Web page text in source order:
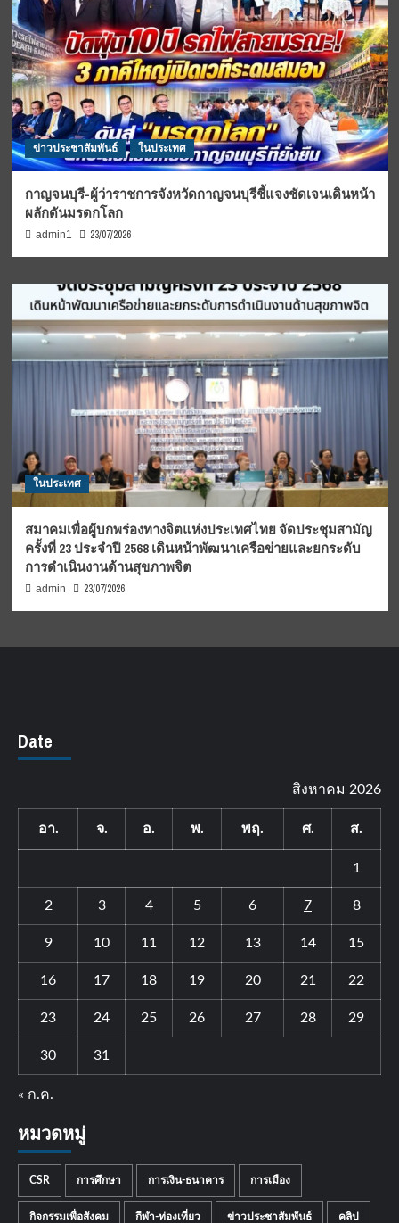
ข่าวประชาสัมพันธ์ ในประเทศ
กาญจนบุรี-ผู้ว่าราชการจังหวัดกาญจนบุรีชี้แจงชัดเจนเดินหน้า
ผลักดันมรดกโลก
admin1 23/07/2026
ในประเทศ
สมาคมเพื่อผู้บกพร่องทางจิตแห่งประเทศไทย จัดประชุมสามัญ
ครั้งที่ 23 ประจำปี 2568 เดินหน้าพัฒนาเครือข่ายและยกระดับ
การดำเนินงานด้านสุขภาพจิต
admin 23/07/2026
Date
สิงหาคม 2026
อา. จ. อ. พ. พฤ. ศ. ส.
1
2 3 4 5 6 7 8
9 10 11 12 13 14 15
16 17 18 19 20 21 22
23 24 25 26 27 28 29
30 31
« ก.ค.
หมวดหมู่
CSR การศึกษา การเงิน-ธนาคาร การเมือง
กิจกรรมเพื่อสังคม กีฬา-ท่องเที่ยว ข่าวประชาสัมพันธ์ คลิป